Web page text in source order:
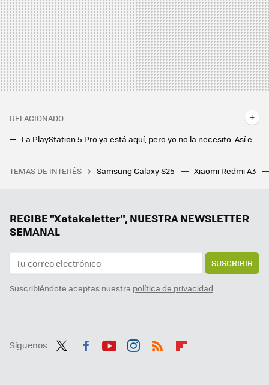
RELACIONADO
La PlayStation 5 Pro ya está aquí, pero yo no la necesito. Así es como juego a la Play desde mi móvil Android
Estos cinco juegos Android me han costado menos que una merienda. Y voy a disfrutarlos más
Ante la tendencia a hacer los teléfonos más finos, estos fabricantes apuestan por algo muy diferente: los “tocho-teléfonos”
TEMAS DE INTERÉS Samsung Galaxy S25 Xiaomi Redmi A3
RECIBE "Xatakaletter", NUESTRA NEWSLETTER
SEMANAL
SUSCRIBIR
Suscribiéndote aceptas nuestra política de privacidad
Síguenos